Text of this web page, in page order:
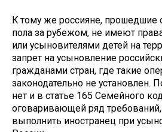
К тому же россияне,
пола за рубежом, не имеют
или усыновителями детей на
запрет на усыновление
гражданами стран, где такие
законодательно не установлен.
нет и в статье 165 Семейного
оговаривающей ряд
выполнить иностранец при